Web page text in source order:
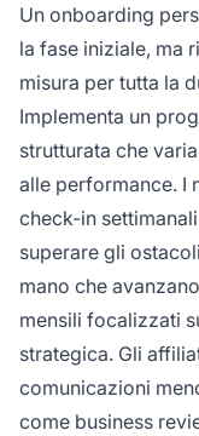
Un onboarding
la fase iniziale, ma
misura per tutta la
Implementa un
strutturata che
alle performance. I
check-in
superare gli
mano che
mensili focalizzati
strategica. Gli
comunicazioni
come business